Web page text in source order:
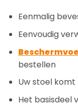
Eenmalig
Eenvoudig
bestellen
Uw stoel
Het basisdeel